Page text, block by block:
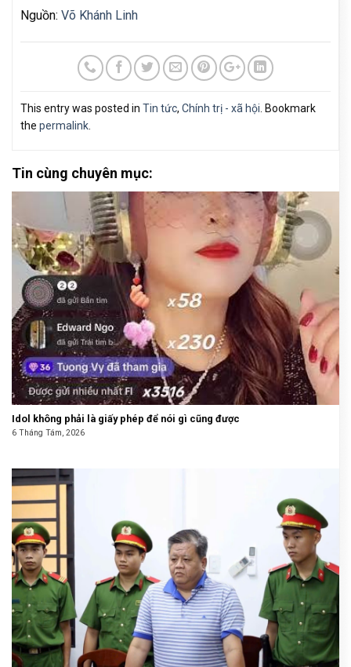
Nguồn: Võ Khánh Linh
This entry was posted in Tin tức, Chính trị - xã hội . Bookmark
the permalink
Tin cùng chuyên mục:
Idol không phải là giấy phép để nói gì cũng được
6 Tháng Tám, 2026